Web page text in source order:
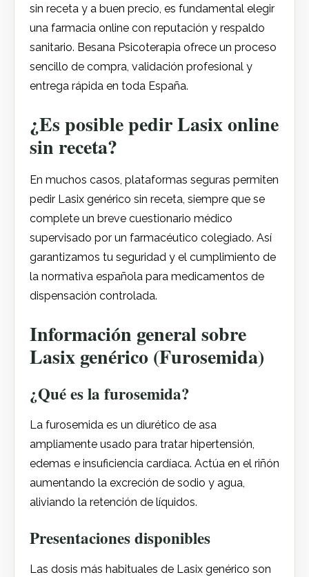
sin receta y a buen precio, es fundamental elegir
una farmacia online con reputación y respaldo
sanitario. Besana Psicoterapia ofrece un proceso
sencillo de compra, validación profesional y
entrega rápida en toda España.
¿Es posible pedir Lasix online
sin receta?
En muchos casos, plataformas seguras permiten
pedir Lasix genérico sin receta, siempre que se
complete un breve cuestionario médico
supervisado por un farmacéutico colegiado. Así
garantizamos tu seguridad y el cumplimiento de
la normativa española para medicamentos de
dispensación controlada.
Información general sobre
Lasix genérico (Furosemida)
¿Qué es la furosemida?
La furosemida es un diurético de asa
ampliamente usado para tratar hipertensión,
edemas e insuficiencia cardíaca. Actúa en el riñón
aumentando la excreción de sodio y agua,
aliviando la retención de líquidos.
Presentaciones disponibles
Las dosis más habituales de Lasix genérico son